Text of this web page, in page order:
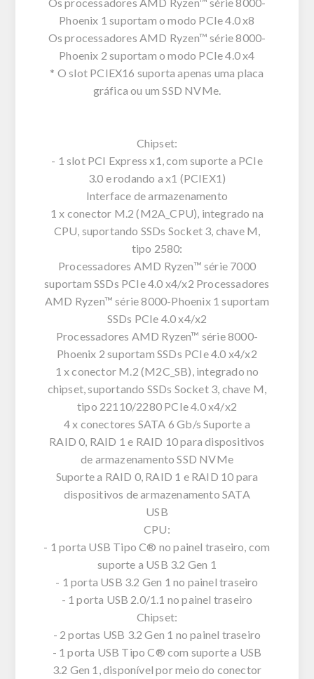
Phoenix 1 suportam o modo PCIe 4.0 x8
Os processadores AMD Ryzen™ série 8000-
Phoenix 2 suportam o modo PCIe 4.0 x4
* O slot PCIEX16 suporta apenas uma placa
gráfica ou um SSD NVMe.
Chipset:
- 1 slot PCI Express x1, com suporte a PCIe
3.0 e rodando a x1 (PCIEX1)
Interface de armazenamento
1 x conector M.2 (M2A_CPU), integrado na
CPU, suportando SSDs Socket 3, chave M,
tipo 2580:
Processadores AMD Ryzen™ série 7000
suportam SSDs PCIe 4.0 x4/x2 Processadores
AMD Ryzen™ série 8000-Phoenix 1 suportam
SSDs PCIe 4.0 x4/x2
Processadores AMD Ryzen™ série 8000-
Phoenix 2 suportam SSDs PCIe 4.0 x4/x2
1 x conector M.2 (M2C_SB), integrado no
chipset, suportando SSDs Socket 3, chave M,
tipo 22110/2280 PCIe 4.0 x4/x2
4 x conectores SATA 6 Gb/s Suporte a
RAID 0, RAID 1 e RAID 10 para dispositivos
de armazenamento SSD NVMe
Suporte a RAID 0, RAID 1 e RAID 10 para
dispositivos de armazenamento SATA
USB
CPU:
- 1 porta USB Tipo C® no painel traseiro, com
suporte a USB 3.2 Gen 1
- 1 porta USB 3.2 Gen 1 no painel traseiro
- 1 porta USB 2.0/1.1 no painel traseiro
Chipset:
- 2 portas USB 3.2 Gen 1 no painel traseiro
- 1 porta USB Tipo C® com suporte a USB
3.2 Gen 1, disponível por meio do conector